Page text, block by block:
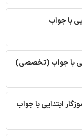
با جواب
با جواب (تخصصی)
ابتدایی با جواب